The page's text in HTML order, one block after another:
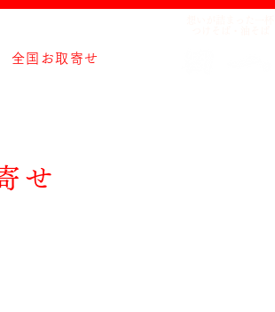
全国お取寄せ
せ